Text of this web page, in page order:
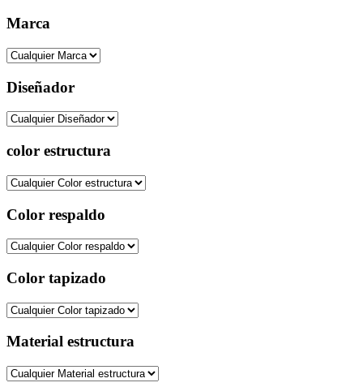
Marca
Diseñador
color estructura
Color respaldo
Color tapizado
Material estructura